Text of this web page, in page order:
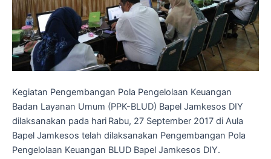
Kegiatan Pengembangan Pola Pengelolaan Keuangan
Badan Layanan Umum (PPK-BLUD) Bapel Jamkesos DIY
dilaksanakan pada hari Rabu, 27 September 2017 di Aula
Bapel Jamkesos telah dilaksanakan Pengembangan Pola
Pengelolaan Keuangan BLUD Bapel Jamkesos DIY.